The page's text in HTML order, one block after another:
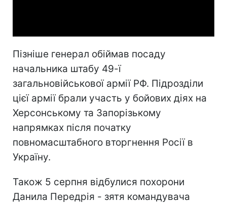
Пізніше генерал обіймав посаду
начальника штабу 49-ї
загальновійськової армії РФ. Підрозділи
цієї армії брали участь у бойових діях на
Херсонському та Запорізькому
напрямках після початку
повномасштабного вторгнення Росії в
Україну.
Також 5 серпня відбулися похорони
Данила Передрія - зятя командувача